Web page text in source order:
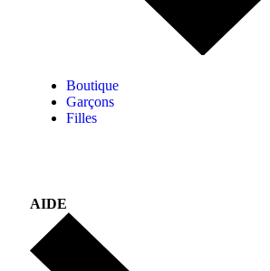
Boutique
Garçons
Filles
AIDE